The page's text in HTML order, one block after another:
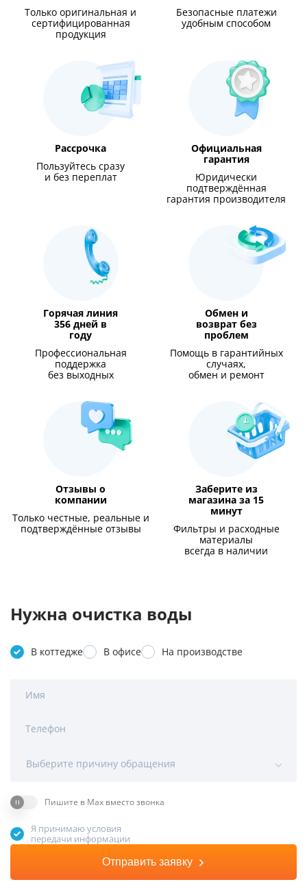
Только оригинальная и
сертифицированная
продукция
Безопасные платежи
удобным способом
Рассрочка
Пользуйтесь сразу
и без переплат
Официальная
гарантия
Юридически
подтверждённая
гарантия производителя
Горячая линия
356 дней в
году
Профессиональная
поддержка
без выходных
Обмен и
возврат без
проблем
Помощь в гарантийных
случаях,
обмен и ремонт
Отзывы о
компании
Только честные, реальные и
подтверждённые отзывы
Заберите из
магазина за 15
минут
Фильтры и расходные
материалы
всегда в наличии
Нужна очистка воды
В коттедже В офисе На производстве
Имя
Телефон
Выберите причину обращения
Пишите в Max вместо звонка
Я принимаю условия
передачи информации
Отправить заявку